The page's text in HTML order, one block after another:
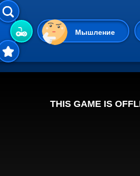
Мышление
Гиперказуальные